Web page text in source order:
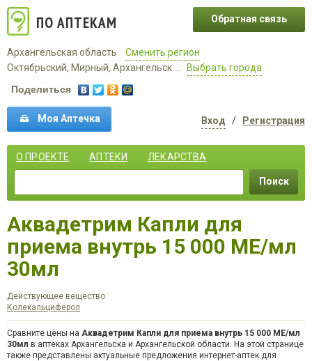
ПО АПТЕКАМ
Архангельская область
Сменить регион
Октябрьский, Мирный, Архангельск ...
Выбрать города
Обратная связь
Поделиться
Моя Аптечка Вход / Регистрация
О ПРОЕКТЕ АПТЕКИ ЛЕКАРСТВА
Поиск
Аквадетрим Капли для
приема внутрь 15 000 МЕ/мл
30мл
Действующее вещество:
Колекальциферол
Сравните цены на Аквадетрим Капли для приема внутрь 15 000 МЕ/мл
30мл в аптеках Архангельска и Архангельской области. На этой странице
также представлены актуальные предложения интернет-аптек для